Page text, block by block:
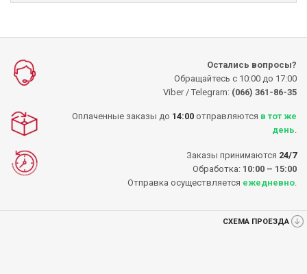
Остались вопросы?
Обращайтесь с 10:00 до 17:00
Viber / Telegram: (066) 361-86-35
Оплаченные заказы до 14:00 отправляются в тот же
день
Заказы принимаются 24/7
Обработка: 10:00 – 15:00
Отправка осуществляется ежедневно
СХЕМА ПРОЕЗДА